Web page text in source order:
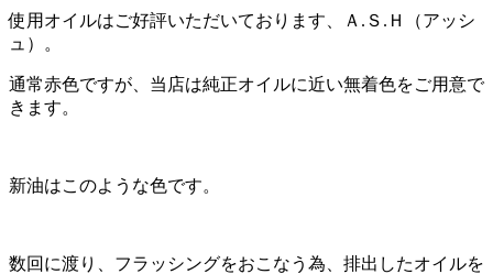
使用オイルはご好評いただいております、Ａ.Ｓ.Ｈ（アッシ
ュ）。
通常赤色ですが、当店は純正オイルに近い無着色をご用意で
きます。
新油はこのような色です。
数回に渡り、フラッシングをおこなう為、排出したオイルを